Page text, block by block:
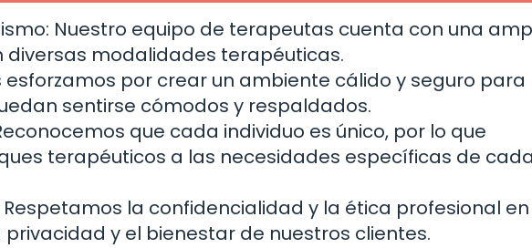
Nuestro equipo de terapeutas cuenta con una
diversas modalidades terapéuticas.
por crear un ambiente cálido y seguro para
sentirse cómodos y respaldados.
que cada individuo es único, por lo que
terapéuticos a las necesidades específicas de cada
la confidencialidad y la ética profesional
y el bienestar de nuestros clientes.